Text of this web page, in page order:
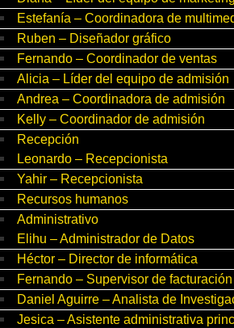
Estefanía – Coordinadora de
Ruben – Diseñador gráfico
Fernando – Coordinador de ventas
Alicia – Líder del equipo de admisión
Andrea – Coordinadora de admisión
Kelly – Coordinador de admisión
Recepción
Leonardo – Recepcionista
Yahir – Recepcionista
Recursos humanos
Administrativo
Elihu – Administrador de Datos
Héctor – Director de informática
Fernando – Supervisor de facturación
Daniel Aguirre – Analista de
Jesica – Asistente administrativa